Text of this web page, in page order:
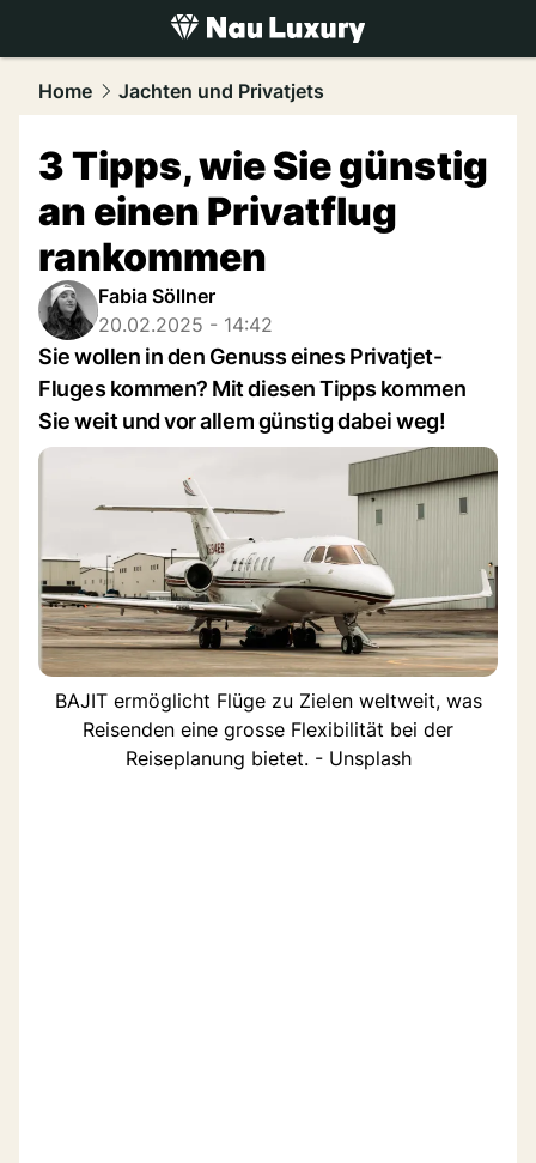
luxury.NAU.ch
Home Jachten und Privatjets
3 Tipps, wie Sie günstig
an einen Privatflug
rankommen
Fabia Söllner
20.02.2025 - 14:42
Sie wollen in den Genuss eines Privatjet-
Fluges kommen? Mit diesen Tipps kommen
Sie weit und vor allem günstig dabei weg!
BAJIT ermöglicht Flüge zu Zielen weltweit, was
Reisenden eine grosse Flexibilität bei der
Reiseplanung bietet. - Unsplash